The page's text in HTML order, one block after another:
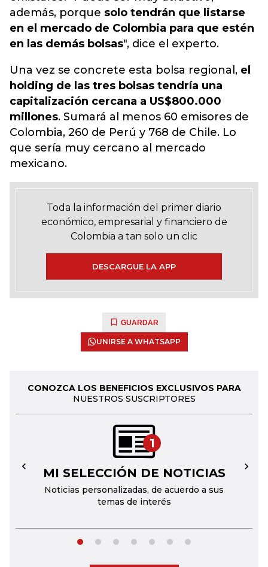
además, porque solo tendrán que listarse
en el mercado de Colombia para que estén
en las demás bolsas", dice el experto.
Una vez se concrete esta bolsa regional, el
holding de las tres bolsas tendría una
capitalización cercana a US$800.000
millones. Sumará al menos 60 emisores de
Colombia, 260 de Perú y 768 de Chile. Lo
que sería muy cercano al mercado
mexicano.
Toda la información del primer diario
económico, empresarial y financiero de
Colombia a tan solo un clic
DESCARGUE LA APP
GUARDAR
UNIRSE A WHATSAPP
CONOZCA LOS BENEFICIOS EXCLUSIVOS PARA
NUESTROS SUSCRIPTORES
1
MI SELECCIÓN DE NOTICIAS
Noticias personalizadas, de acuerdo a sus
temas de interés
← →